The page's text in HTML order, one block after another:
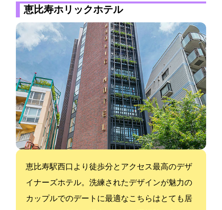
恵比寿ホリックホテル
恵比寿駅西口より徒歩5分とアクセス最高のデザ
イナーズホテル。洗練されたデザインが魅力の
カップルでのデートに最適なこちらはとても居